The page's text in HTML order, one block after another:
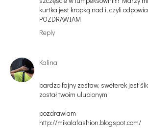
kurtka jest kropką nad i, czyli
POZDRAWIAM
Reply
Kalina
bardzo fajny zestaw, sweterek jest
został twoim ulubionym
pozdrawiam
http://mikalafashion.blogspot.com/